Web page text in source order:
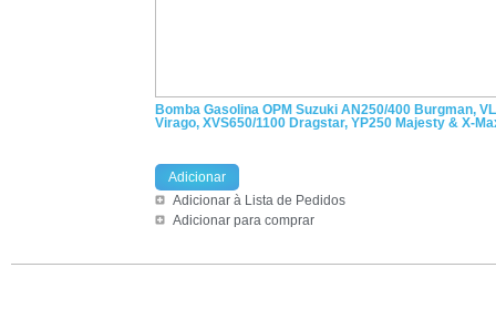
Bomba Gasolina OPM Suzuki AN250/400 Burgman,
Virago, XVS650/1100 Dragstar, YP250 Majesty & X-
Adicionar
Adicionar à Lista de Pedidos
Adicionar para comprar